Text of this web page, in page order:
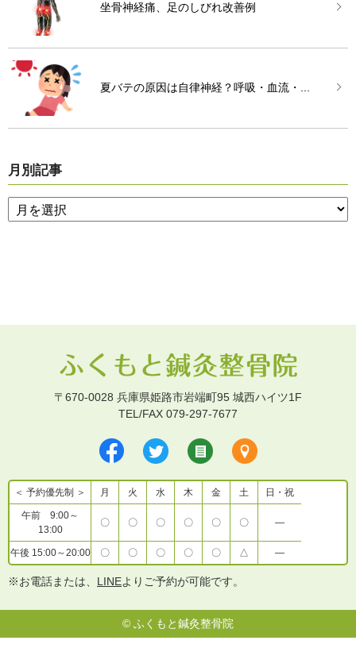
坐骨神経痛、足のしびれ改善例
夏バテの原因は自律神経？呼吸・血流・...
月別記事
〒670-0028 兵庫県姫路市岩端町95 城西ハイツ1F
TEL/FAX 079-297-7677
＜ 予約優先制 ＞ 月 火 水 木 金 土 日・祝
午前 9:00～
13:00
〇 〇 〇 〇 〇 〇 ―
午後 15:00～20:00 〇 〇 〇 〇 〇 △ ―
※お電話または、 LINEよりご予約が可能です。
© ふくもと鍼灸整骨院